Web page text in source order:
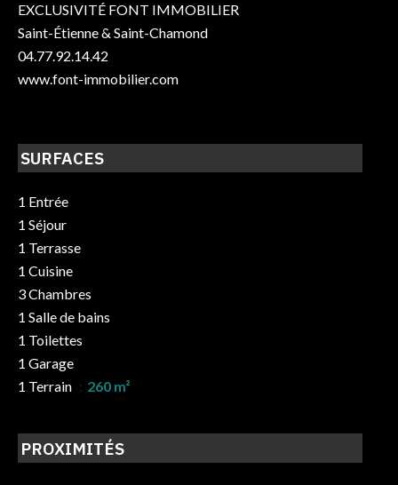
EXCLUSIVITÉ FONT IMMOBILIER
Saint-Étienne & Saint-Chamond
04.77.92.14.42
www.font-immobilier.com
SURFACES
1 Entrée
1 Séjour
1 Terrasse
1 Cuisine
3 Chambres
1 Salle de bains
1 Toilettes
1 Garage
1 Terrain
260 m²
PROXIMITÉS